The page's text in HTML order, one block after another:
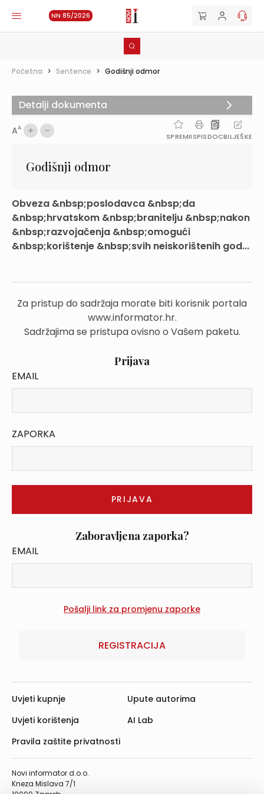
NN 85/2026
Početna > Sentence > Godišnji odmor
AA
SPREMIISPISDOCBILJEŠKE
Godišnji odmor
Obveza &nbsp;poslodavca &nbsp;da
&nbsp;hrvatskom &nbsp;branitelju &nbsp;nakon
&nbsp;razvojačenja &nbsp;omogući
&nbsp;korištenje &nbsp;svih neiskorištenih god...
Za pristup do sadržaja morate biti korisnik portala
www.informator.hr.
Sadržajima se pristupa ovisno o Vašem paketu.
Prijava
EMAIL
ZAPORKA
Zaboravljena zaporka?
EMAIL
REGISTRACIJA
Detalji dokumenta
Novi informator d.o.o.
Kneza Mislava 7/1
Uvjeti kupnje
Uvjeti korištenja
Pravila zaštite privatnosti
Upute autorima
AI Lab